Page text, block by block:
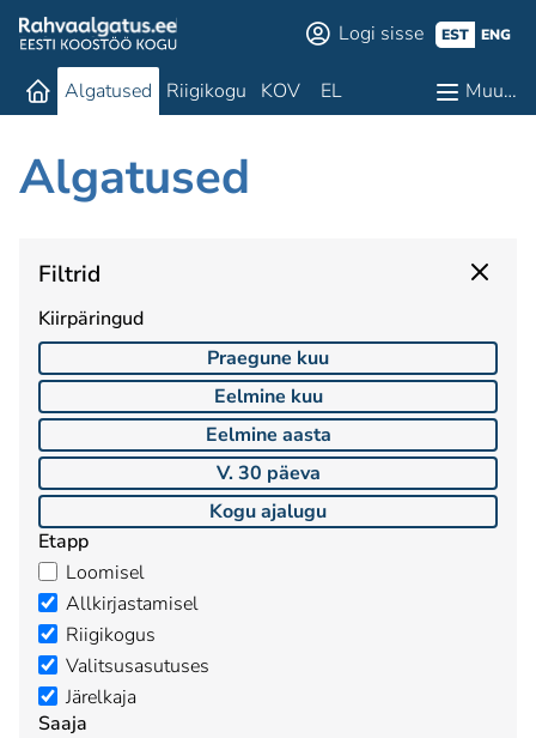
Logi sisse EST ENG
Algatused Riigikogu KOV EL Muu…
Algatused
Filtrid
Kiirpäringud
Praegune kuu
Eelmine kuu
Eelmine aasta
V. 30 päeva
Kogu ajalugu
Etapp
Loomisel
Allkirjastamisel
Riigikogus
Valitsusasutuses
Järelkaja
Saaja